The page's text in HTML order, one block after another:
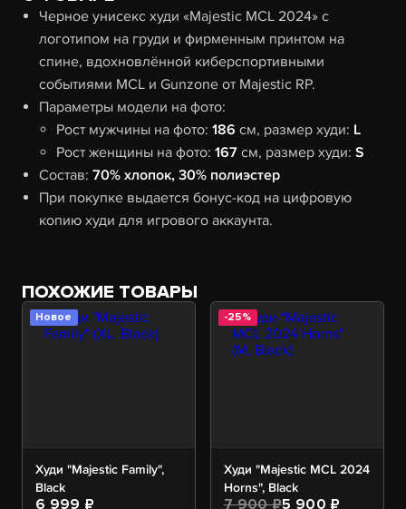
Черное унисекс худи «Majestic MCL 2024» с
логотипом на груди и фирменным принтом на
спине, вдохновлённой киберспортивными
событиями MCL и Gunzone от Majestic RP.
Параметры модели на фото:
Рост мужчины на фото:186 см, размер худи: L
Рост женщины на фото:167 см, размер худи:S
Состав:70% хлопок, 30% полиэстер
При покупке выдается бонус-код на цифровую
копию худи для игрового аккаунта.
ПОХОЖИЕ ТОВАРЫ
Новое
Худи "Majestic Family",
Black
6 999 ₽
-25%
Худи "Majestic MCL 2024
Horns", Black
7 900 ₽5 900 ₽